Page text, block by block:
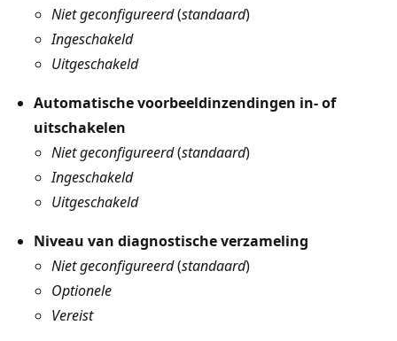
Niet geconfigureerd(standaard)
Ingeschakeld
Uitgeschakeld
Automatische voorbeeldinzendingen in- of
uitschakelen
Niet geconfigureerd(standaard)
Ingeschakeld
Uitgeschakeld
Niveau van diagnostische verzameling
Niet geconfigureerd(standaard)
Optionele
Vereist